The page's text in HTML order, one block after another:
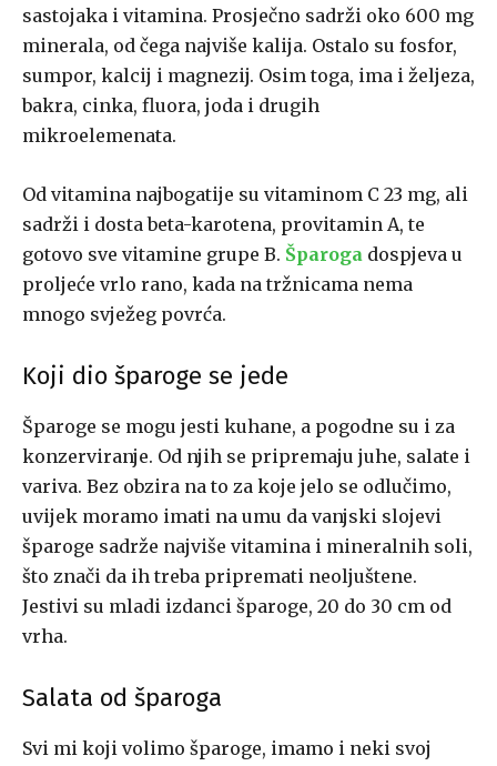
sastojaka i vitamina. Prosječno sadrži oko 600 mg
minerala, od čega najviše kalija. Ostalo su fosfor,
sumpor, kalcij i magnezij. Osim toga, ima i željeza,
bakra, cinka, fluora, joda i drugih
mikroelemenata.
Od vitamina najbogatije su vitaminom C 23 mg, ali
sadrži i dosta beta-karotena, provitamin A, te
gotovo sve vitamine grupe B. Šparoga dospjeva u
proljeće vrlo rano, kada na tržnicama nema
mnogo svježeg povrća.
Koji dio šparoge se jede
Šparoge se mogu jesti kuhane, a pogodne su i za
konzerviranje. Od njih se pripremaju juhe, salate i
variva. Bez obzira na to za koje jelo se odlučimo,
uvijek moramo imati na umu da vanjski slojevi
šparoge sadrže najviše vitamina i mineralnih soli,
što znači da ih treba pripremati neoljuštene.
Jestivi su mladi izdanci šparoge, 20 do 30 cm od
vrha.
Salata od šparoga
Svi mi koji volimo šparoge, imamo i neki svoj